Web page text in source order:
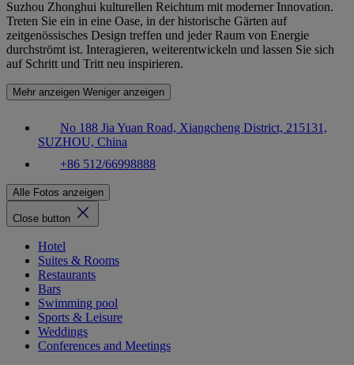
Suzhou Zhonghui kulturellen Reichtum mit moderner Innovation.
Treten Sie ein in eine Oase, in der historische Gärten auf
zeitgenössisches Design treffen und jeder Raum von Energie
durchströmt ist. Interagieren, weiterentwickeln und lassen Sie sich
auf Schritt und Tritt neu inspirieren.
Mehr anzeigen Weniger anzeigen
No 188 Jia Yuan Road, Xiangcheng District, 215131,
SUZHOU, China
+86 512/66998888
Alle Fotos anzeigen
Close button
Hotel
Suites & Rooms
Restaurants
Bars
Swimming pool
Sports & Leisure
Weddings
Conferences and Meetings